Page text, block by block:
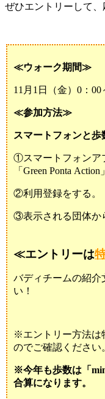
ぜひエントリーして、
≪ウォーク期間≫
11月1日（金）0：00
≪参加方法≫
スマートフォンと歩
①スマートフォンア
「Green Ponta
②利用登録をする。
③表示される団体か
≪エントリーは
バディチームの紹介
い！
※エントリー方法は
のでご確認ください
※今年も歩数は「
合算になります。